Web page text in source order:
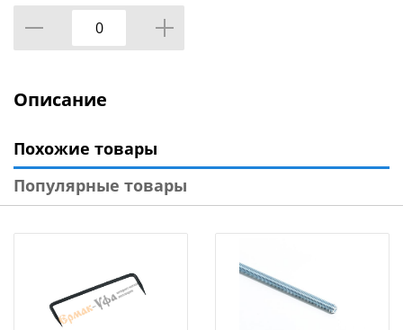
Описание
Похожие товары
Популярные товары